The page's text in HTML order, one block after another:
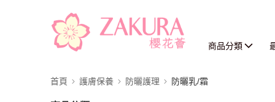
商品分類
首頁 護膚保養 防曬護理 防曬乳/霜